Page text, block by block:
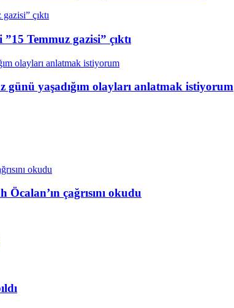
Temmuz gazisi” çıktı
günü yaşadığım olayları anlatmak istiyorum
çağrısını okudu